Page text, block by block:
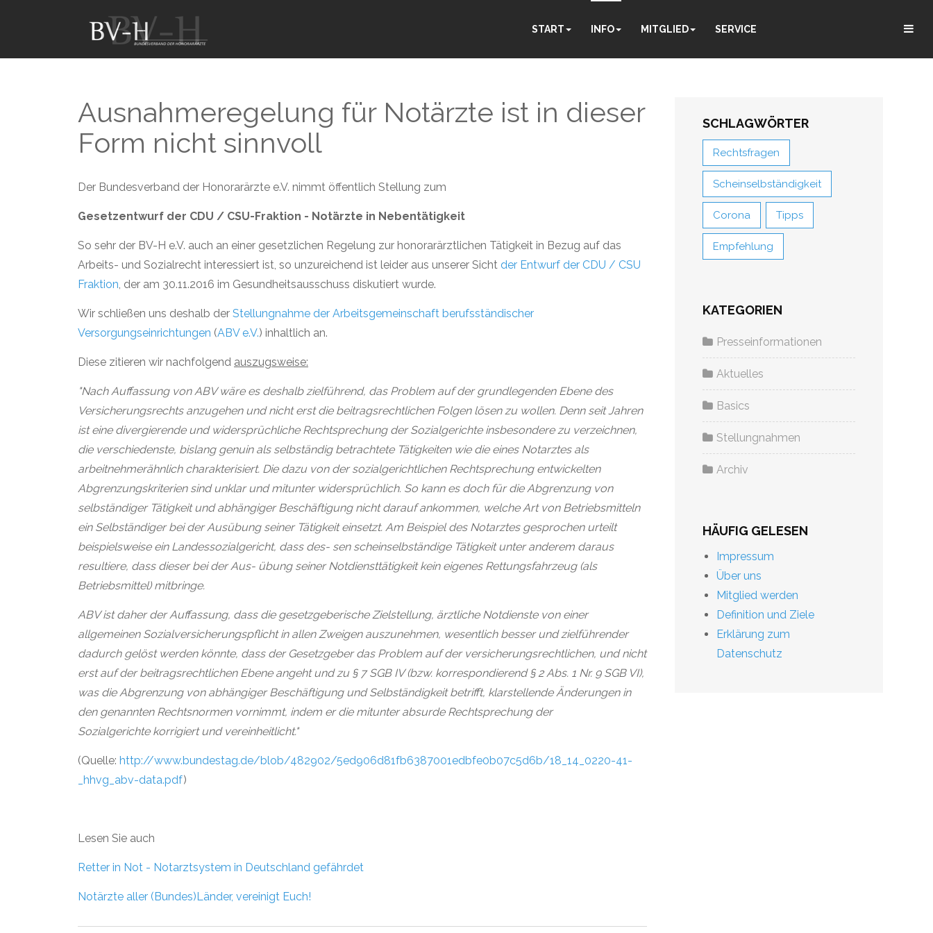
START INFO MITGLIED SERVICE
Ausnahmeregelung für Notärzte ist in dieser
Form nicht sinnvoll
Der Bundesverband der Honorarärzte e.V. nimmt öffentlich Stellung zum
Gesetzentwurf der CDU / CSU-Fraktion - Notärzte in Nebentätigkeit
So sehr der BV-H e.V. auch an einer gesetzlichen Regelung zur honorarärztlichen Tätigkeit in Bezug auf das
Arbeits- und Sozialrecht interessiert ist, so unzureichend ist leider aus unserer Sicht der Entwurf der CDU / CSU
Fraktion, der am 30.11.2016 im Gesundheitsausschuss diskutiert wurde.
Wir schließen uns deshalb der Stellungnahme der Arbeitsgemeinschaft berufsständischer
Versorgungseinrichtungen (ABV e.V.) inhaltlich an.
Diese zitieren wir nachfolgend auszugsweise:
"Nach Auffassung von ABV wäre es deshalb zielführend, das Problem auf der grundlegenden Ebene des
Versicherungsrechts anzugehen und nicht erst die beitragsrechtlichen Folgen lösen zu wollen. Denn seit Jahren
ist eine divergierende und widersprüchliche Rechtsprechung der Sozialgerichte insbesondere zu verzeichnen,
die verschiedenste, bislang genuin als selbständig betrachtete Tätigkeiten wie die eines Notarztes als
arbeitnehmerähnlich charakterisiert. Die dazu von der sozialgerichtlichen Rechtsprechung entwickelten
Abgrenzungskriterien sind unklar und mitunter widersprüchlich. So kann es doch für die Abgrenzung von
selbständiger Tätigkeit und abhängiger Beschäftigung nicht darauf ankommen, welche Art von Betriebsmitteln
ein Selbständiger bei der Ausübung seiner Tätigkeit einsetzt. Am Beispiel des Notarztes gesprochen urteilt
beispielsweise ein Landessozialgericht, dass des- sen scheinselbständige Tätigkeit unter anderem daraus
resultiere, dass dieser bei der Aus- übung seiner Notdiensttätigkeit kein eigenes Rettungsfahrzeug (als
Betriebsmittel) mitbringe.
ABV ist daher der Auffassung, dass die gesetzgeberische Zielstellung, ärztliche Notdienste von einer
allgemeinen Sozialversicherungspflicht in allen Zweigen auszunehmen, wesentlich besser und zielführender
dadurch gelöst werden könnte, dass der Gesetzgeber das Problem auf der versicherungsrechtlichen, und nicht
erst auf der beitragsrechtlichen Ebene angeht und zu § 7 SGB IV (bzw. korrespondierend § 2 Abs. 1 Nr. 9 SGB VI),
was die Abgrenzung von abhängiger Beschäftigung und Selbständigkeit betrifft, klarstellende Änderungen in
den genannten Rechtsnormen vornimmt, indem er die mitunter absurde Rechtsprechung der
Sozialgerichte korrigiert und vereinheitlicht."
(Quelle: http://www.bundestag.de/blob/482902/5ed906d81fb6387001edbfe0b07c5d6b/18_14_0220-41-
_hhvg_abv-data.pdf)
Lesen Sie auch
Retter in Not - Notarztsystem in Deutschland gefährdet
Notärzte aller (Bundes)Länder, vereinigt Euch!
SCHLAGWÖRTER
Rechtsfragen
Scheinselbständigkeit
Corona Tipps
Empfehlung
KATEGORIEN
Presseinformationen
Aktuelles
Basics
Stellungnahmen
Archiv
HÄUFIG GELESEN
Impressum
Über uns
Mitglied werden
Definition und Ziele
Erklärung zum
Datenschutz